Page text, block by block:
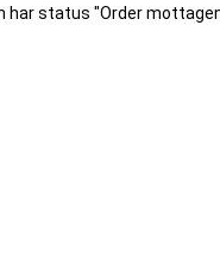
status "Order